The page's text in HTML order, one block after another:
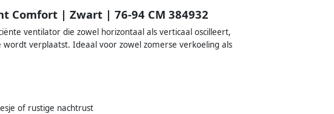
Comfort | Zwart | 76-94 CM 384932
ventilator die zowel horizontaal als verticaal oscilleert,
verplaatst. Ideaal voor zowel zomerse verkoeling als
of rustige nachtrust